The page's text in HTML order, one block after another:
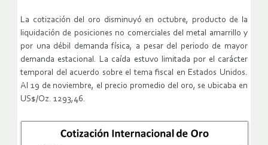
La cotización del oro disminuyó en octubre, producto de la
liquidación de posiciones no comerciales del metal amarrillo y
por una débil demanda física, a pesar del periodo de mayor
demanda estacional. La caída estuvo limitada por el carácter
temporal del acuerdo sobre el tema fiscal en Estados Unidos.
Al 19 de noviembre, el precio promedio del oro, se ubicaba en
US$/Oz. 1293,46.